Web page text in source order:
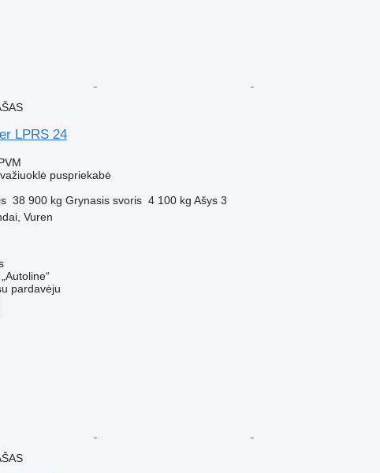
LPRS 24
puspriekabė
38 900 kg Grynasis svoris 4 100 kg Ašys 3
Vuren
pardavėju